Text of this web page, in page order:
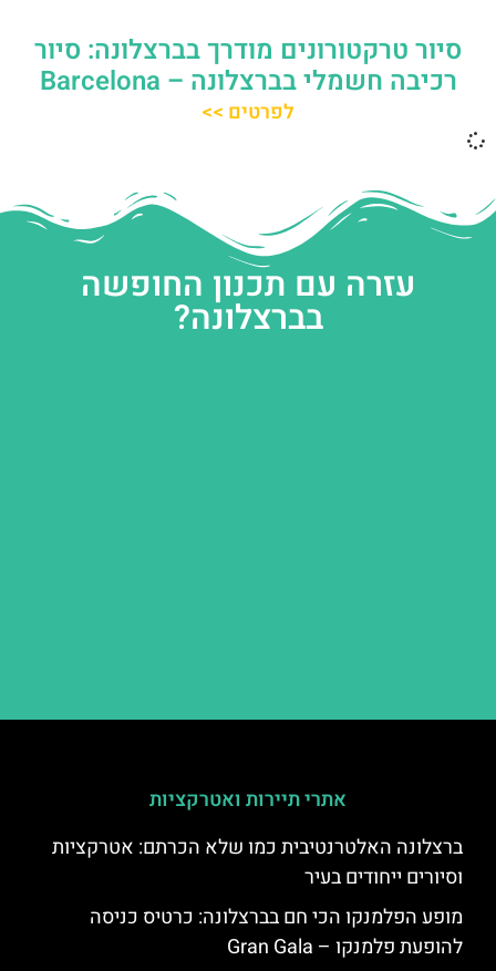
סיור טרקטורונים מודרך בברצלונה: סיור
רכיבה חשמלי בברצלונה – Barcelona
לפרטים >>
עזרה עם תכנון החופשה
בברצלונה?
אתרי תיירות ואטרקציות
ברצלונה האלטרנטיבית כמו שלא הכרתם: אטרקציות
וסיורים ייחודים בעיר
מופע הפלמנקו הכי חם בברצלונה: כרטיס כניסה
להופעת פלמנקו – Gran Gala